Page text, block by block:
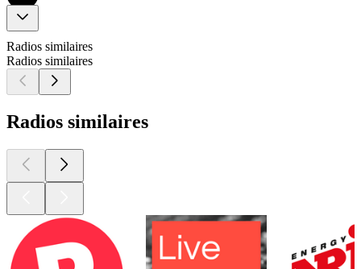
Radios similaires
Radios similaires
Radios similaires